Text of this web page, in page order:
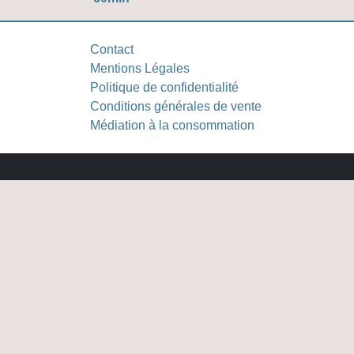
Contact
Mentions Légales
Politique de confidentialité
Conditions générales de vente
Médiation à la consommation